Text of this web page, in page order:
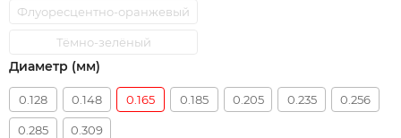
Флуоресцентно-оранжевый
Тёмно-зелёный
Диаметр (мм)
0.128 0.148 0.165 0.185 0.205 0.235 0.256
0.285 0.309